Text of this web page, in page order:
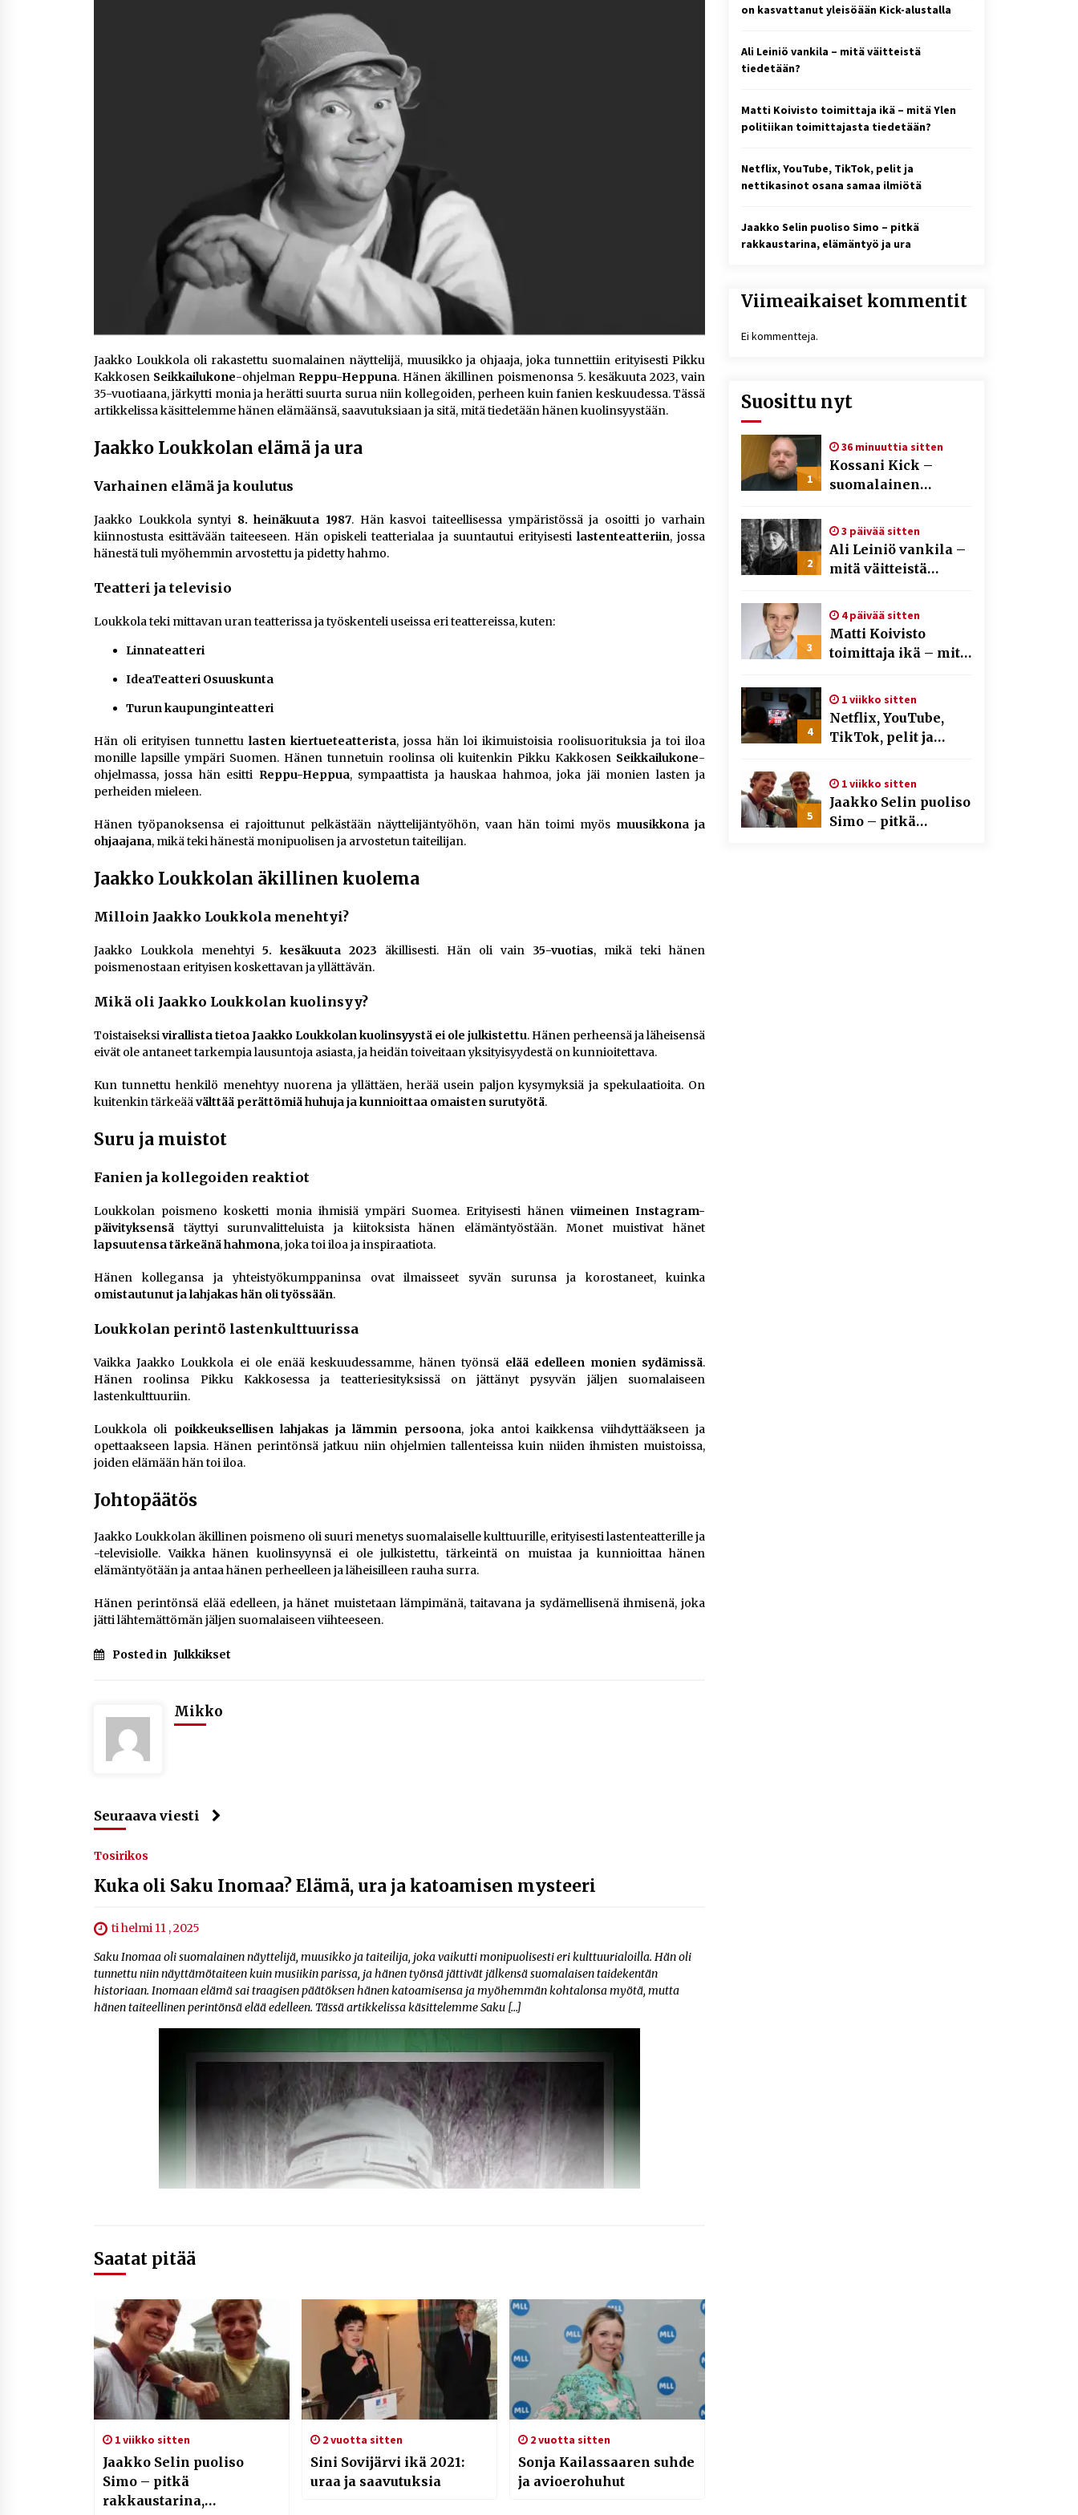
1 viikko sitten
Nina Rung – rikollisuuden tutkija ja
väkivallan ehkäisyn näkyvä ääni
2 viikkoa sitten
mobiilipelialustojen kehitys –
Uutisankkuri Jan Andersson vaimo
– faktat ja huhut
3 viikkoa sitten
10 euron talletuskasinot ja
pikamaksut: mitä suomalaisten
Jaakko Loukkola oli rakastettu suomalainen näyttelijä, muusikko ja ohjaaja, joka tunnettiin erityisesti Pikku
Kakkosen Seikkailukone-ohjelman Reppu-Heppuna. Hänen äkillinen poismenonsa 5. kesäkuuta 2023, vain
35-vuotiaana, järkytti monia ja herätti suurta surua niin kollegoiden, perheen kuin fanien keskuudessa. Tässä
artikkelissa käsittelemme hänen elämäänsä, saavutuksiaan ja sitä, mitä tiedetään hänen kuolinsyystään.
Jaakko Loukkolan elämä ja ura
Varhainen elämä ja koulutus
Jaakko Loukkola syntyi 8. heinäkuuta 1987. Hän kasvoi taiteellisessa ympäristössä ja osoitti jo varhain
kiinnostusta esittävään taiteeseen. Hän opiskeli teatterialaa ja suuntautui erityisesti lastenteatteriin, jossa
hänestä tuli myöhemmin arvostettu ja pidetty hahmo.
Teatteri ja televisio
Loukkola teki mittavan uran teatterissa ja työskenteli useissa eri teattereissa, kuten:
Linnateatteri
IdeaTeatteri Osuuskunta
Turun kaupunginteatteri
Hän oli erityisen tunnettulasten kiertueteatterista, jossa hän loi ikimuistoisia roolisuorituksia ja toi iloa
monille lapsille ympäri Suomen. Hänen tunnetuin roolinsa oli kuitenkin Pikku Kakkosen Seikkailukone-
ohjelmassa, jossa hän esitti Reppu-Heppua, sympaattista ja hauskaa hahmoa, joka jäi monien lasten ja
perheiden mieleen.
Hänen työpanoksensa ei rajoittunut pelkästään näyttelijäntyöhön, vaan hän toimi myös muusikkona ja
ohjaajana, mikä teki hänestä monipuolisen ja arvostetun taiteilijan.
Jaakko Loukkolan äkillinen kuolema
Milloin Jaakko Loukkola menehtyi?
Jaakko Loukkola menehtyi 5. kesäkuuta 2023 äkillisesti. Hän oli vain 35-vuotias, mikä teki hänen
poismenostaan erityisen koskettavan ja yllättävän.
Mikä oli Jaakko Loukkolan kuolinsyy?
Toistaiseksivirallista tietoa Jaakko Loukkolan kuolinsyystä ei ole julkistettu. Hänen perheensä ja läheisensä
eivät ole antaneet tarkempia lausuntoja asiasta, ja heidän toiveitaan yksityisyydestä on kunnioitettava.
Kun tunnettu henkilö menehtyy nuorena ja yllättäen, herää usein paljon kysymyksiä ja spekulaatioita. On
kuitenkin tärkeäävälttää perättömiä huhuja ja kunnioittaa omaisten surutyötä.
Suru ja muistot
Fanien ja kollegoiden reaktiot
Loukkolan poismeno kosketti monia ihmisiä ympäri Suomea. Erityisesti hänen viimeinen Instagram-
päivityksensä täyttyi surunvalitteluista ja kiitoksista hänen elämäntyöstään. Monet muistivat hänet
lapsuutensa tärkeänä hahmona, joka toi iloa ja inspiraatiota.
Hänen kollegansa ja yhteistyökumppaninsa ovat ilmaisseet syvän surunsa ja korostaneet, kuinka
omistautunut ja lahjakas hän oli työssään.
Loukkolan perintö lastenkulttuurissa
Vaikka Jaakko Loukkola ei ole enää keskuudessamme, hänen työnsä elää edelleen monien sydämissä.
Hänen roolinsa Pikku Kakkosessa ja teatteriesityksissä on jättänyt pysyvän jäljen suomalaiseen
lastenkulttuuriin.
Loukkola oli poikkeuksellisen lahjakas ja lämmin persoona, joka antoi kaikkensa viihdyttääkseen ja
opettaakseen lapsia. Hänen perintönsä jatkuu niin ohjelmien tallenteissa kuin niiden ihmisten muistoissa,
joiden elämään hän toi iloa.
Johtopäätös
Jaakko Loukkolan äkillinen poismeno oli suuri menetys suomalaiselle kulttuurille, erityisesti lastenteatterille ja
-televisiolle. Vaikka hänen kuolinsyynsä ei ole julkistettu, tärkeintä on muistaa ja kunnioittaa hänen
elämäntyötään ja antaa hänen perheelleen ja läheisilleen rauha surra.
Hänen perintönsä elää edelleen, ja hänet muistetaan lämpimänä, taitavana ja sydämellisenä ihmisenä, joka
jätti lähtemättömän jäljen suomalaiseen viihteeseen.
Posted in Julkkikset
Mikko
Seuraava viesti
Tosirikos
Kuka oli Saku Inomaa? Elämä, ura ja katoamisen mysteeri
ti helmi 11 , 2025
Saku Inomaa oli suomalainen näyttelijä, muusikko ja taiteilija, joka vaikutti monipuolisesti eri kulttuurialoilla. Hän oli
tunnettu niin näyttämötaiteen kuin musiikin parissa, ja hänen työnsä jättivät jälkensä suomalaisen taidekentän
historiaan. Inomaan elämä sai traagisen päätöksen hänen katoamisensa ja myöhemmän kohtalonsa myötä, mutta
hänen taiteellinen perintönsä elää edelleen. Tässä artikkelissa käsittelemme Saku […]
Saatat pitää
1 viikko sitten
Jaakko Selin puoliso
Simo – pitkä
rakkaustarina,
2 vuotta sitten
Sini Sovijärvi ikä 2021:
uraa ja saavutuksia
2 vuotta sitten
Sonja Kailassaaren suhde
ja avioerohuhut
on kasvattanut yleisöään Kick-alustalla
Ali Leiniö vankila – mitä väitteistä
tiedetään?
Matti Koivisto toimittaja ikä – mitä Ylen
politiikan toimittajasta tiedetään?
Netflix, YouTube, TikTok, pelit ja
nettikasinot osana samaa ilmiötä
Jaakko Selin puoliso Simo – pitkä
rakkaustarina, elämäntyö ja ura
Viimeaikaiset kommentit
Ei kommentteja.
Suosittu nyt
1
36 minuuttia sitten
Kossani Kick –
suomalainen
kasvattanut
yleisöään Kick-
alustalla
2
3 päivää sitten
Ali Leiniö vankila –
mitä väitteistä
3
4 päivää sitten
Matti Koivisto
toimittaja ikä – mitä
toimittajasta
tiedetään?
4
1 viikko sitten
Netflix, YouTube,
TikTok, pelit ja
samaa ilmiötä
5
1 viikko sitten
Jaakko Selin puoliso
Simo – pitkä